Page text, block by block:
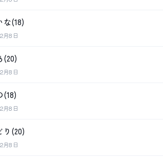
な(18)
月8日
(20)
月8日
(18)
月8日
り(20)
月8日